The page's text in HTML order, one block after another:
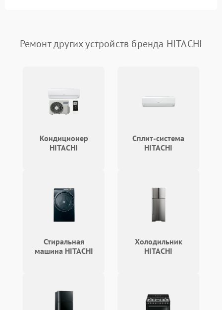
Неисправность
Подробнее →
Неисправность системы
Поломка ручки
Подробнее →
Поломка подшипников Подробнее →
Поломка дефлектора
выброса снега
Подробнее →
Ремонт других устройств бренда HITACHI
Кондиционер
HITACHI
Сплит-система
HITACHI
Стиральная
машина HITACHI
Холодильник
HITACHI